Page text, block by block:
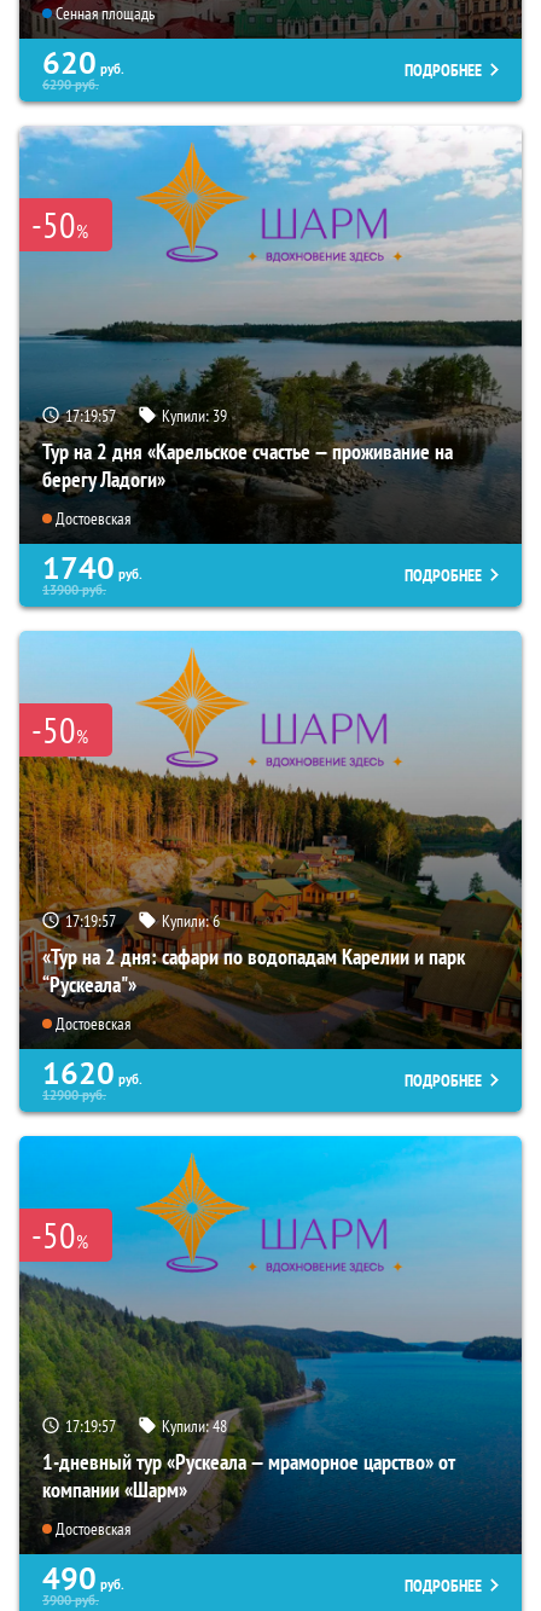
Сенная площадь
620 руб.
6290руб.
ПОДРОБНЕЕ
-50%
17:19:55 Купили:39
Тур на 2 дня «Карельское счастье — проживание на
берегу Ладоги»
Достоевская
1740 руб.
13900руб.
ПОДРОБНЕЕ
-50%
17:19:55 Купили:6
«Тур на 2 дня: сафари по водопадам Карелии и парк
“Рускеала"»
Достоевская
1620 руб.
12900руб.
ПОДРОБНЕЕ
-50%
17:19:55 Купили:48
1-дневный тур «Рускеала — мраморное царство» от
компании «Шарм»
Достоевская
490 руб.
3900руб.
ПОДРОБНЕЕ